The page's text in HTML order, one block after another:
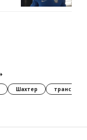
Шахтер трансферы